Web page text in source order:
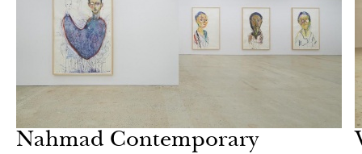
Nahmad Contemporary
Йорк